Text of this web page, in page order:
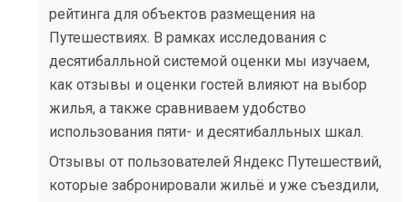
рейтинга для объектов размещения на
Путешествиях. В рамках исследования с
десятибалльной системой оценки мы изучаем,
как отзывы и оценки гостей влияют на выбор
жилья, а также сравниваем удобство
использования пяти- и десятибалльных шкал.
Отзывы от пользователей Яндекс Путешествий,
которые забронировали жильё и уже съездили,